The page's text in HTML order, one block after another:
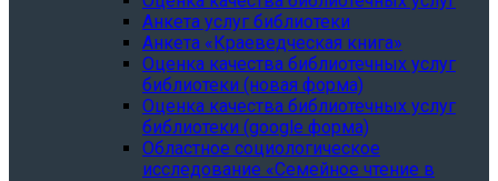
Анкета услуг библиотеки
Анкета «Краеведческая книга»
Oценка качества библиотечных услуг
библиотеки (новая форма)
Oценка качества библиотечных услуг
библиотеки (google форма)
Областное социологическое
исследование «Семейное чтение в